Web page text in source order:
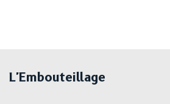
L'Embouteillage